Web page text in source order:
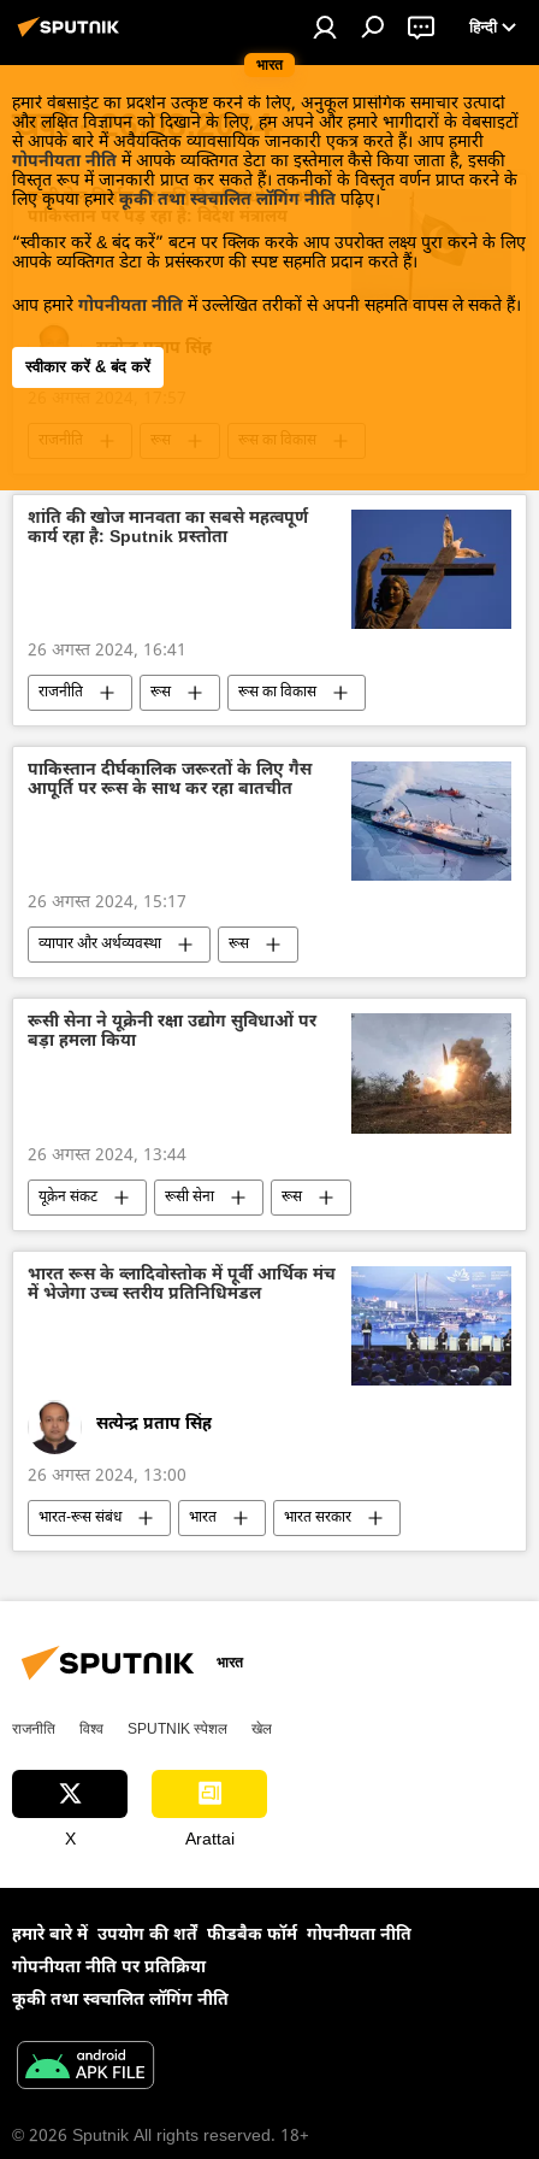
भारत
हिन्दी
हमारे वेबसाईट का प्रदर्शन उत्कृष्ट करने के लिए, अनुकूल प्रासंगिक समाचार उत्पादों
और लक्षित विज्ञापन को दिखाने के लिए, हम अपने और हमारे भागीदारों के वेबसाइटों
से आपके बारे में अवैयक्तिक व्यावसायिक जानकारी एकत्र करते हैं। आप हमारी
गोपनीयता नीति में आपके व्यक्तिगत डेटा का इस्तेमाल कैसे किया जाता है, इसकी
विस्तृत रूप में जानकारी प्राप्त कर सकते हैं। तकनीकों के विस्तृत वर्णन प्राप्त करने के
लिए कृपया हमारे कूकी तथा स्वचालित लॉगिंग नीति पढ़िए।
“स्वीकार करें & बंद करें” बटन पर क्लिक करके आप उपरोक्त लक्ष्य पुरा करने के लिए
आपके व्यक्तिगत डेटा के प्रसंस्करण की स्पष्ट सहमति प्रदान करते हैं।
आप हमारे गोपनीयता नीति में उल्लेखित तरीकों से अपनी सहमति वापस ले सकते हैं।
स्वीकार करें & बंद करें
खबरें - 26.08.2024
रूसी तेल निर्यात पर पश्चिमी प्रतिबंधों का असर
पाकिस्तान पर पड़ रहा है: विदेश मंत्रालय
सत्येन्द्र प्रताप सिंह
राजनीति रूस
रूस का विकास
रूसी तेल पर मूल्य सीमा
तेल का आयात
तेल उत्पादन
शांति की खोज मानवता का सबसे महत्वपूर्ण
कार्य रहा है: Sputnik प्रस्तोता
26 अगस्त 2024, 16:41
राजनीति रूस
रूस का विकास
शांति संधि
विश्व शांति पुरस्कार
पाकिस्तान दीर्घकालिक जरूरतों के लिए गैस
आपूर्ति पर रूस के साथ कर रहा बातचीत
26 अगस्त 2024, 15:17
व्यापार और अर्थव्यवस्था
रूस
रूस का विकास
गैस
रूसी गैस
हरित ऊर्जा
ऊर्जा क्षेत्र
तेल
तेल उत्पादन
पाकिस्तान
रूसी सेना ने यूक्रेनी रक्षा उद्योग सुविधाओं पर
बड़ा हमला किया
26 अगस्त 2024, 13:44
यूक्रेन संकट रूसी सेना
रूस
रूस का विकास
यूक्रेन सशस्त्र बल
यूक्रेन
यूक्रेन का जवाबी हमला
भारत रूस के व्लादिवोस्तोक में पूर्वी आर्थिक मंच
में भेजेगा उच्च स्तरीय प्रतिनिधिमंडल
सत्येन्द्र प्रताप सिंह
26 अगस्त 2024, 13:00
भारत-रूस संबंध भारत
भारत सरकार
भारत का विकास
व्लादिवोस्तोक
व्यापार गलियारा
रुपया-रूबल व्यापार
राष्ट्रीय मुद्राओं में व्यापार
रूस
रूस का विकास
सुदूर पूर्व
भारत
राजनीति विश्व SPUTNIK स्पेशल खेल
X Arattai
हमारे बारे में उपयोग की शर्तें फीडबैक फॉर्म गोपनीयता नीति
गोपनीयता नीति पर प्रतिक्रिया
कूकी तथा स्वचालित लॉगिंग नीति
© 2026 Sputnik All rights reserved. 18+